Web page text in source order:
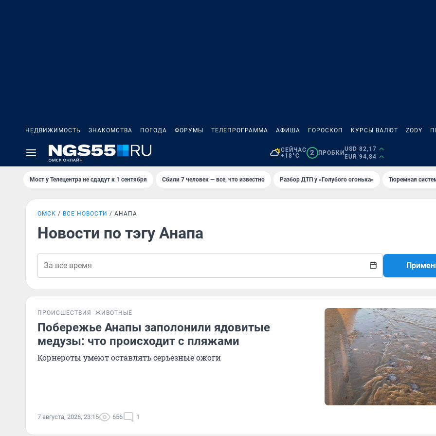
НЕДВИЖИМОСТЬ ЗНАКОМСТВА ПОГОДА ФОРУМЫ ТЕЛЕПРОГРАММА АФИША ГОРОСКОП КУРСЫ ВАЛЮТ ZODY
СЕЙЧАС
+18°C
2 ПРОБКИ
USD 82,17
EUR 94,84
Мост у Телецентра не сдадут к 1 сентября Сбили 7 человек — все, что известно Разбор ДТП у «Голубого огонька» Тюремная
ОМСК ВСЕ НОВОСТИ АНАПА
Новости по тэгу Анапа
ПРОИСШЕСТВИЯ ЖИВОТНЫЕ
Побережье Анапы заполонили ядовитые
медузы: что происходит с пляжами
Корнероты умеют оставлять серьезные ожоги
7 августа, 2026, 23:15 656 1